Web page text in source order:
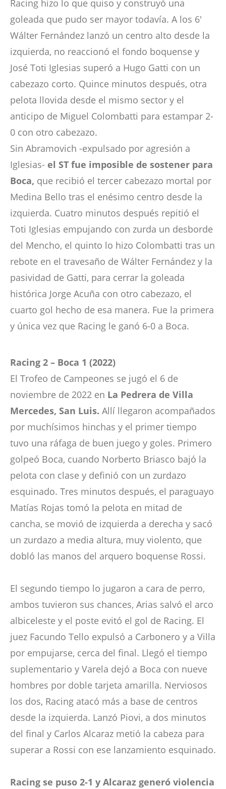
Racing hizo lo que quiso y construyó una
goleada que pudo ser mayor todavía. A los 6′
Wálter Fernández lanzó un centro alto desde la
izquierda, no reaccionó el fondo boquense y
José Toti Iglesias superó a Hugo Gatti con un
cabezazo corto. Quince minutos después, otra
pelota llovida desde el mismo sector y el
anticipo de Miguel Colombatti para estampar 2-
0 con otro cabezazo.
Sin Abramovich -expulsado por agresión a
Iglesias- el ST fue imposible de sostener para
Boca, que recibió el tercer cabezazo mortal por
Medina Bello tras el enésimo centro desde la
izquierda. Cuatro minutos después repitió el
Toti Iglesias empujando con zurda un desborde
del Mencho, el quinto lo hizo Colombatti tras un
rebote en el travesaño de Wálter Fernández y la
pasividad de Gatti, para cerrar la goleada
histórica Jorge Acuña con otro cabezazo, el
cuarto gol hecho de esa manera. Fue la primera
y única vez que Racing le ganó 6-0 a Boca.
Racing 2 – Boca 1 (2022)
El Trofeo de Campeones se jugó el 6 de
noviembre de 2022 en La Pedrera de Villa
Mercedes, San Luis. Allí llegaron acompañados
por muchísimos hinchas y el primer tiempo
tuvo una ráfaga de buen juego y goles. Primero
golpeó Boca, cuando Norberto Briasco bajó la
pelota con clase y definió con un zurdazo
esquinado. Tres minutos después, el paraguayo
Matías Rojas tomó la pelota en mitad de
cancha, se movió de izquierda a derecha y sacó
un zurdazo a media altura, muy violento, que
dobló las manos del arquero boquense Rossi.
El segundo tiempo lo jugaron a cara de perro,
ambos tuvieron sus chances, Arias salvó el arco
albiceleste y el poste evitó el gol de Racing. El
juez Facundo Tello expulsó a Carbonero y a Villa
por empujarse, cerca del final. Llegó el tiempo
suplementario y Varela dejó a Boca con nueve
hombres por doble tarjeta amarilla. Nerviosos
los dos, Racing atacó más a base de centros
desde la izquierda. Lanzó Piovi, a dos minutos
del final y Carlos Alcaraz metió la cabeza para
superar a Rossi con ese lanzamiento esquinado.
Racing se puso 2-1 y Alcaraz generó violencia